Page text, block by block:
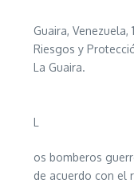
Guaira,
Riesgos y
La Guaira.
L
os bomberos
de acuerdo con el